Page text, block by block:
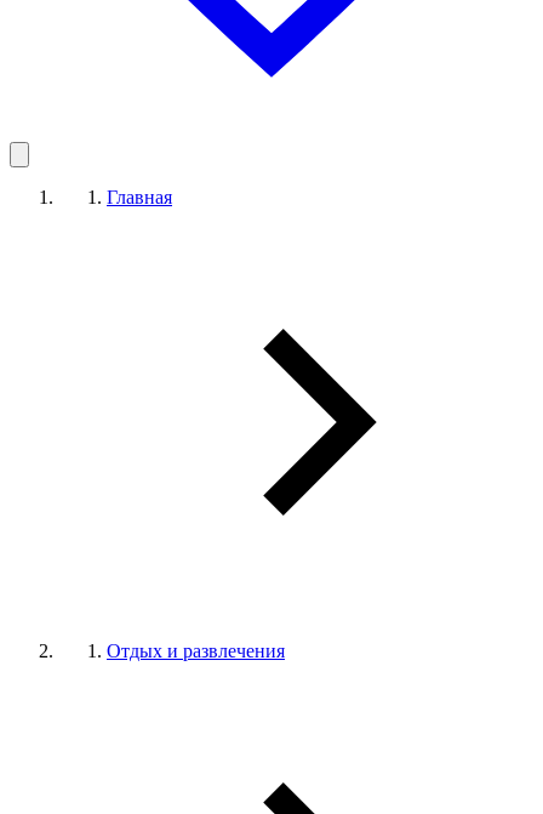
Главная
Отдых и развлечения